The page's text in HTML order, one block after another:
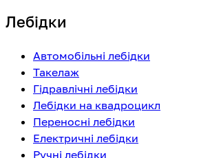
Лебідки
Автомобільні лебідки
Такелаж
Гідравлічні лебідки
Лебідки на квадроцикл
Переносні лебідки
Електричні лебідки
Ручні лебідки